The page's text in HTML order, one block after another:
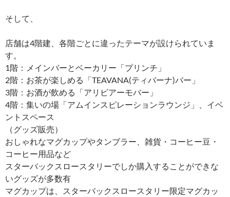
そして、
店舗は4階建、各階ごとに違ったテーマが設けられていま
す。
1階：メインバーとベーカリー「プリンチ」
2階：お茶が楽しめる「TEAVANA(ティバーナ)バー」
3階：お酒が飲める「アリビアーモバー」
4階：集いの場「アムインスピレーションラウンジ」、イベ
ントスペース
（グッズ販売）
おしゃれなマグカップやタンブラー、雑貨・コーヒー豆・
コーヒー用品など
スターバックスロースタリーでしか購入することができな
いグッズが多数有
マグカップは、スターバックスロースタリー限定マグカッ